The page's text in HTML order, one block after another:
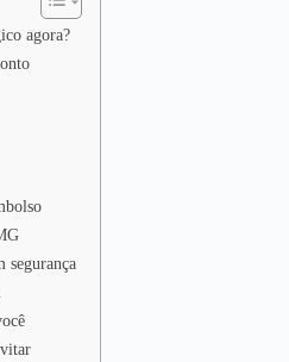
agora?
segurança